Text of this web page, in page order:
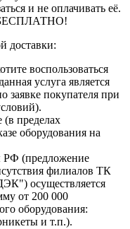
и не оплачивать её.
БЕСПЛАТНО!
доставки:
воспользоваться
услуга является
заявке покупателя при
(в пределах
оборудования на
РФ (предложение
филиалов ТК
осуществляется
от 200 000
оборудования:
и т.п.).